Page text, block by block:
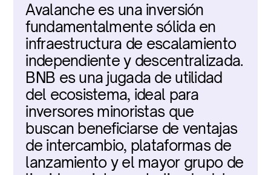
Avalanche es una inversión
fundamentalmente sólida en
infraestructura de escalamiento
independiente y descentralizada.
BNB es una jugada de utilidad
del ecosistema, ideal para
inversores minoristas que
buscan beneficiarse de ventajas
de intercambio, plataformas de
lanzamiento y el mayor grupo de